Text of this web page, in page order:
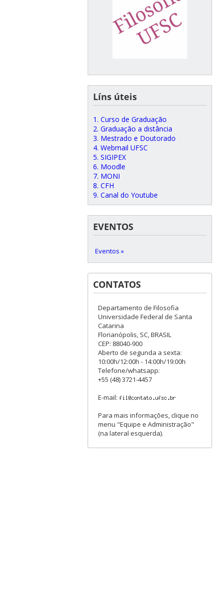
Líns úteis
1. Curso de Graduação
2. Graduação a distância
3. Mestrado e Doutorado
4. Webmail UFSC
5. SIGIPEX
6. Moodle
7. MONI
8. CFH
9. Canal do Youtube
EVENTOS
Eventos »
CONTATOS
Departamento de Filosofia
Universidade Federal de Santa
Catarina
Florianópolis, SC, BRASIL
CEP: 88040-900
Aberto de segunda a sexta:
10:00h/12:00h - 14:00h/19:00h
Telefone/whatsapp:
+55 (48) 3721-4457
E-mail:
Para mais informações, clique no
menu "Equipe e Administração"
(na lateral esquerda).